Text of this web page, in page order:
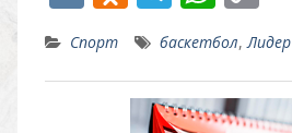
K d
n
o
el
e
gr
h
at
s
o
p
y
Спорт баскетбол, Лидер